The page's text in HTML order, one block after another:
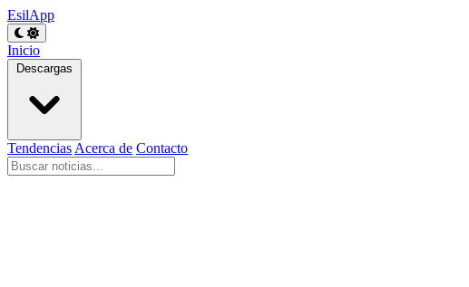
EsilApp
Inicio
Descargas
Tendencias Acerca de Contacto